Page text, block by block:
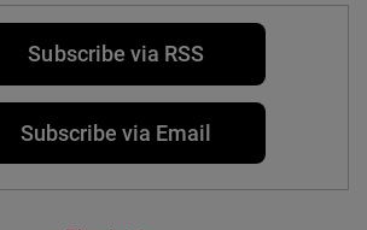
Subscribe via RSS
Subscribe via Email